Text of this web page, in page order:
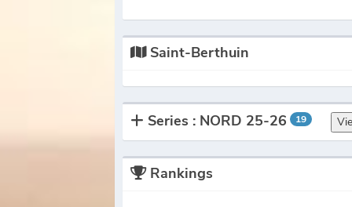
Saint-Berthuin
Series : NORD 25-26 19
Rankings